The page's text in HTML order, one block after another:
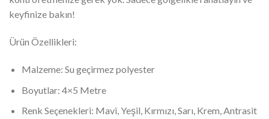
keyfinize bakın!
Ürün Özellikleri:
Malzeme: Su geçirmez polyester
Boyutlar: 4×5 Metre
Renk Seçenekleri: Mavi, Yeşil, Kırmızı, Sarı, Krem, Antrasit